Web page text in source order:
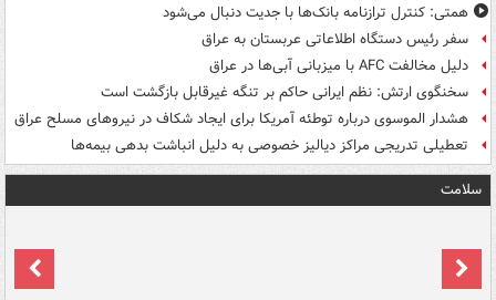
همتی: کنترل ترازنامه بانک‌ها با جدیت دنبال می‌شود
سفر رئیس دستگاه اطلاعاتی عربستان به عراق
دلیل مخالفت AFC با میزبانی آبی‌ها در عراق
سخنگوی ارتش: نظم ایرانی حاکم بر تنگه غیرقابل بازگشت است
هشدار الموسوی درباره توطئه آمریکا برای ایجاد شکاف در نیروهای مسلح عراق
تعطیلی تدریجی مراکز دیالیز خصوصی به دلیل انباشت بدهی بیمه‌ها
سلامت